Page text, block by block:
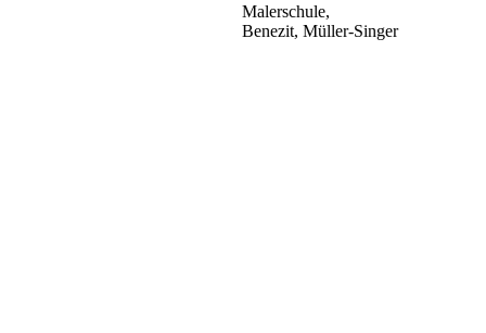
Malerschule,
Benezit, Müller-Singer